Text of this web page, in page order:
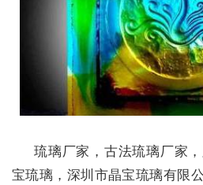
琉璃厂家，古法琉璃厂家
宝琉璃，深圳市晶宝琉璃有限